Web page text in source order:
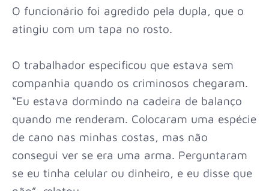
O funcionário foi agredido pela dupla, que o
atingiu com um tapa no rosto.
O trabalhador especificou que estava sem
companhia quando os criminosos chegaram.
“Eu estava dormindo na cadeira de balanço
quando me renderam. Colocaram uma espécie
de cano nas minhas costas, mas não
consegui ver se era uma arma. Perguntaram
se eu tinha celular ou dinheiro, e eu disse que